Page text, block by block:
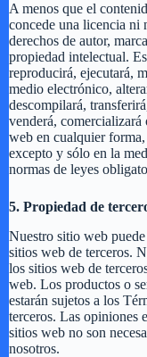
A menos que el
concede una licencia ni
derechos de autor,
propiedad intelectual.
reproducirá, ejecutará,
medio electrónico,
descompilará,
venderá, comercializará
web en cualquier
excepto y sólo en la
normas de leyes
5. Propiedad de
Nuestro sitio web
sitios web de terceros.
los sitios web de
web. Los productos o
estarán sujetos a los
terceros. Las opiniones
sitios web no son
nosotros.